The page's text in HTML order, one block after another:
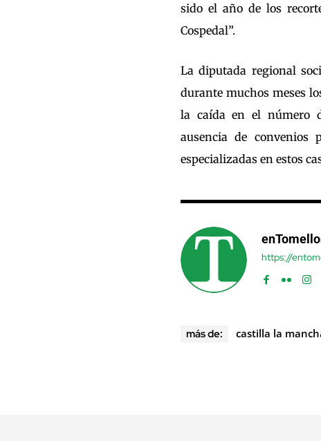
sido el año de los
Cospedal”.
La diputada regional
durante muchos meses
la caída en el número
ausencia de convenios
especializadas en estos
https://
más de: castilla la